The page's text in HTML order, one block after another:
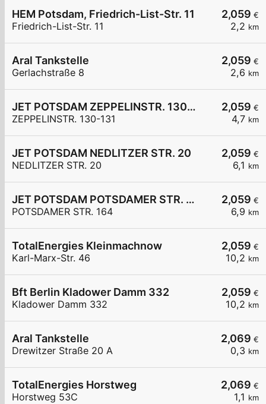
2,059 €
2,2 km
HEM Potsdam, Friedrich-List-Str. 11
Friedrich-List-Str. 11
2,059 €
2,6 km
Aral Tankstelle
Gerlachstraße 8
2,059 €
4,7 km
JET POTSDAM ZEPPELINSTR. 130-131
ZEPPELINSTR. 130-131
2,059 €
6,1 km
JET POTSDAM NEDLITZER STR. 20
NEDLITZER STR. 20
2,059 €
6,9 km
JET POTSDAM POTSDAMER STR. 164
POTSDAMER STR. 164
2,059 €
10,2 km
TotalEnergies Kleinmachnow
Karl-Marx-Str. 46
2,059 €
10,2 km
Bft Berlin Kladower Damm 332
Kladower Damm 332
2,069 €
0,3 km
Aral Tankstelle
Drewitzer Straße 20 A
2,069 €
1,1 km
TotalEnergies Horstweg
Horstweg 53C